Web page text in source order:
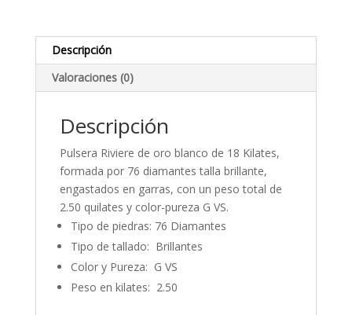
Descripción
Valoraciones (0)
Descripción
Pulsera Riviere de oro blanco de 18 Kilates,
formada por 76 diamantes talla brillante,
engastados en garras, con un peso total de
2.50 quilates y color-pureza G VS.
Tipo de piedras: 76 Diamantes
Tipo de tallado: Brillantes
Color y Pureza: G VS
Peso en kilates: 2.50